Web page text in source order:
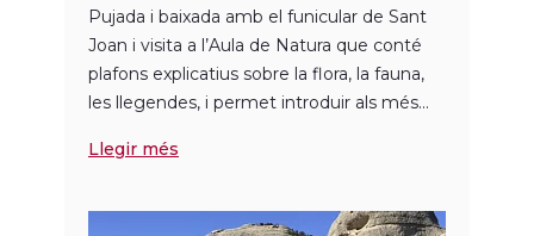
Pujada i baixada amb el funicular de Sant
Joan i visita a l’Aula de Natura que conté
plafons explicatius sobre la flora, la fauna,
les llegendes, i permet introduir als més...
Llegir més